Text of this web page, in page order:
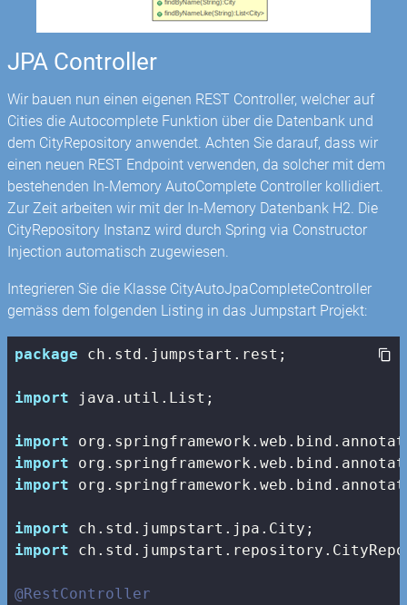
JPA Controller
Wir bauen nun einen eigenen REST Controller, welcher auf
Cities die Autocomplete Funktion über die Datenbank und
dem CityRepository anwendet. Achten Sie darauf, dass wir
einen neuen REST Endpoint verwenden, da solcher mit dem
bestehenden In-Memory AutoComplete Controller kollidiert.
Zur Zeit arbeiten wir mit der In-Memory Datenbank H2. Die
CityRepository Instanz wird durch Spring via Constructor
Injection automatisch zugewiesen.
Integrieren Sie die Klasse CityAutoJpaCompleteController
gemäss dem folgenden Listing in das Jumpstart Projekt:
package ch.std.jumpstart.rest;
import java.util.List;
import
import
import
import
import
@RestController